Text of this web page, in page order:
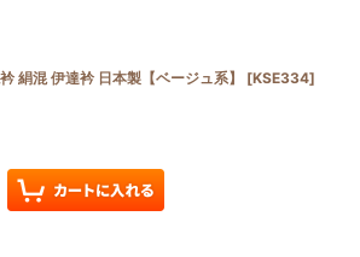
絹混 伊達衿 日本製【ベージュ系】 [KSE334]